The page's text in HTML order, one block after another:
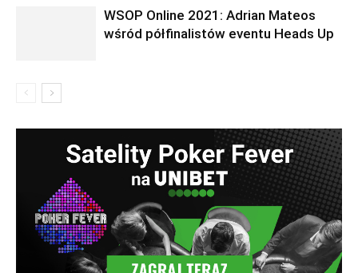
WSOP Online 2021: Adrian Mateos
wśród półfinalistów eventu Heads Up